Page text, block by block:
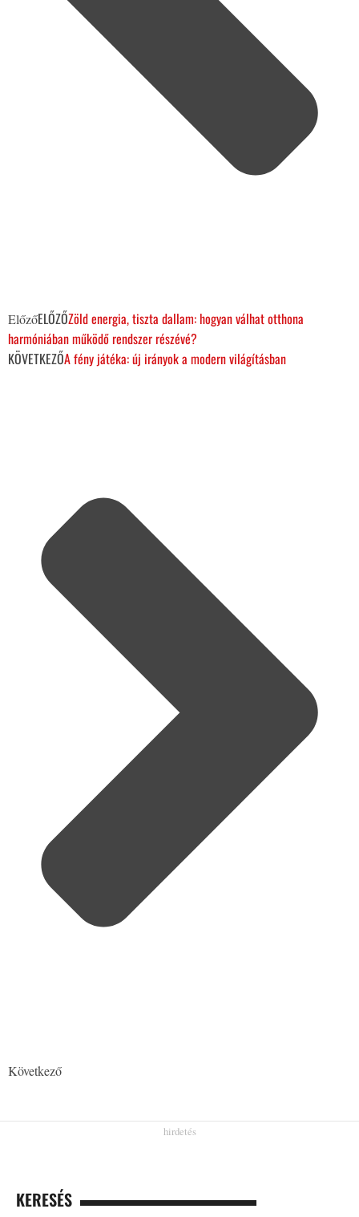
ElőzőELŐZŐZöld energia, tiszta dallam: hogyan válhat otthona
harmóniában működő rendszer részévé?
KÖVETKEZŐA fény játéka: új irányok a modern világításban
Következő
KERESÉS